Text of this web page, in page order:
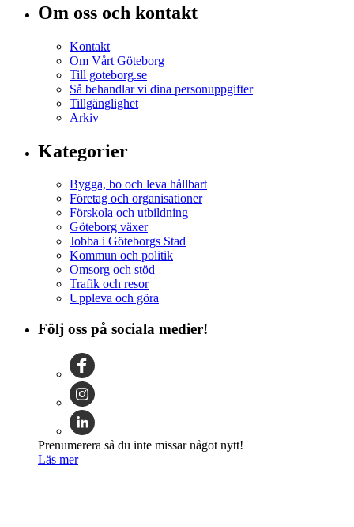
Om oss och kontakt
Kontakt
Om Vårt Göteborg
Till goteborg.se
Så behandlar vi dina personuppgifter
Tillgänglighet
Arkiv
Kategorier
Bygga, bo och leva hållbart
Företag och organisationer
Förskola och utbildning
Göteborg växer
Jobba i Göteborgs Stad
Kommun och politik
Omsorg och stöd
Trafik och resor
Uppleva och göra
Följ oss på sociala medier!
Prenumerera så du inte missar något nytt!
Läs mer